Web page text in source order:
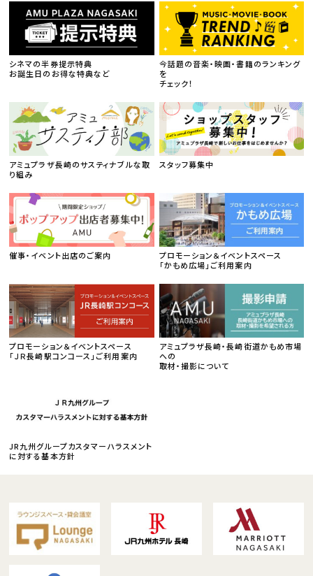
シネマの半券提示特典
お誕生日のお得な特典など
今話題の音楽・映画・書籍のランキング
を
チェック！
アミュプラザ長崎のサスティナブルな取
り組み
スタッフ募集中
催事・イベント出店のご案内
プロモーション＆イベントスペース
「かもめ広場」ご利用案内
プロモーション＆イベントスペース
「ＪＲ長崎駅コンコース」ご利用案内
アミュプラザ長崎・長崎街道かもめ市場
への
取材・撮影について
JR九州グループカスタマーハラスメント
に対する基本方針